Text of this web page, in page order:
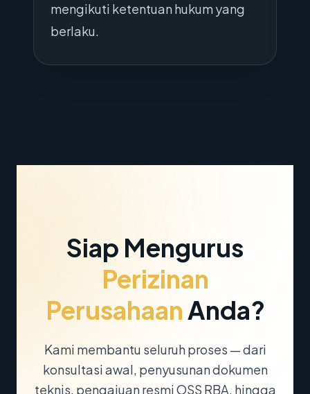
mengikuti ketentuan hukum yang
berlaku.
Siap Mengurus
Perizinan
PerusahaanAnda?
Kami membantu seluruh proses — dari
konsultasi awal, penyusunan dokumen
teknis, pengajuan resmi OSS RBA, hingga